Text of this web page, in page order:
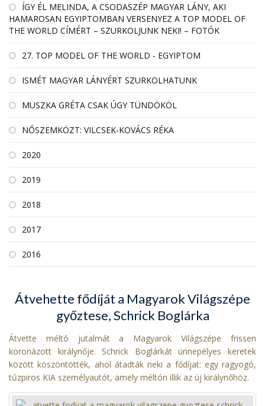
ÍGY ÉL MELINDA, A CSODASZÉP MAGYAR LÁNY, AKI
HAMAROSAN EGYIPTOMBAN VERSENYEZ A TOP MODEL OF
THE WORLD CÍMÉRT – SZURKOLJUNK NEKI! – FOTÓK
27. TOP MODEL OF THE WORLD - EGYIPTOM
ISMÉT MAGYAR LÁNYÉRT SZURKOLHATUNK
MUSZKA GRÉTA CSAK ÚGY TÜNDÖKÖL
NŐSZEMKÖZT: VILCSEK-KOVÁCS RÉKA
2020
2019
2018
2017
2016
Átvehette fődíját a Magyarok Világszépe
győztese, Schrick Boglárka
Átvette méltó jutalmát a Magyarok Világszépe frissen
koronázott királynője. Schrick Boglárkát ünnepélyes keretek
között köszöntötték, ahol átadták neki a fődíjat: egy ragyogó,
tűzpiros KIA személyautót, amely méltón illik az új királynőhöz.